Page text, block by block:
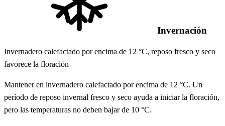
Invernación
Invernadero calefactado por encima de 12 °C, reposo fresco y seco
favorece la floración
Mantener en invernadero calefactado por encima de 12 °C. Un
período de reposo invernal fresco y seco ayuda a iniciar la floración,
pero las temperaturas no deben bajar de 10 °C.